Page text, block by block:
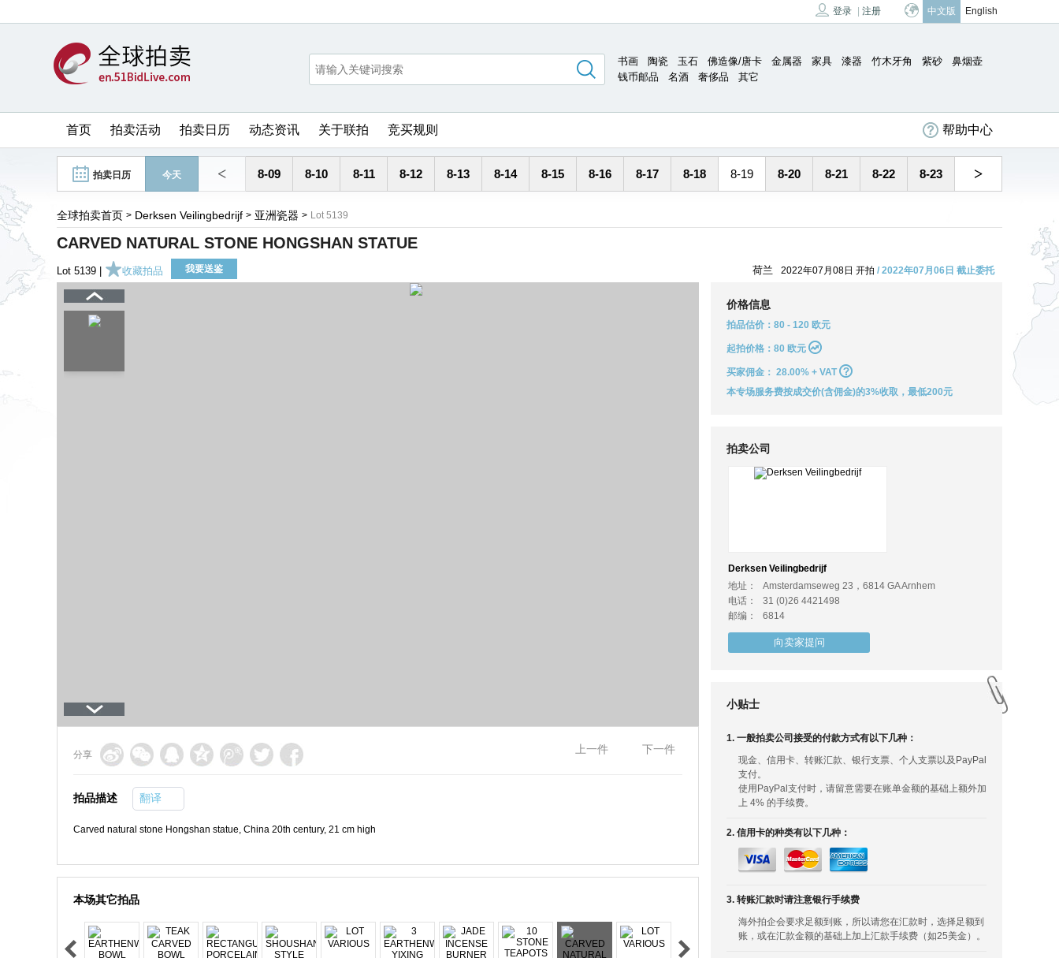
登录 注册 中文版 English
书画 陶瓷 玉石 佛造像/唐卡 金属器 家具 漆器 竹木牙角 紫砂
鼻烟壶
钱币邮品
名酒 奢侈品 其它
首页 拍卖活动 拍卖日历 动态资讯 关于联拍 竞买规则 帮助中心
拍卖日历 今天 < 8-09 8-10 8-11 8-12 8-13 8-14 8-15 8-16 8-17 8-18 8-19 8-20 8-21 8-22 8-23 >
全球拍卖首页 > Derksen Veilingbedrijf > 亚洲瓷器 > Lot 5139
CARVED NATURAL STONE HONGSHAN STATUE
Lot 5139 | 收藏拍品 我要送鉴 荷兰 2022年07月08日 开拍 / 2022年07月06日 截止委托
分享 上一件 下一件
拍品描述 翻译
Carved natural stone Hongshan statue, China 20th century, 21 cm high
本场其它拍品
价格信息
拍品估价：80 - 120 欧元
起拍价格：80 欧元
买家佣金： 28.00% + VAT
本专场服务费按成交价(含佣金)的3%收取，最低200元
拍卖公司
Derksen Veilingbedrijf
地址：
Amsterdamseweg 23，6814 GA Arnhem
电话：
31 (0)26 4421498
邮编：
6814
向卖家提问
小贴士
1. 一般拍卖公司接受的付款方式有以下几种：
现金、信用卡、转账汇款、银行支票、个人支票以及PayPal
支付。
使用PayPal支付时，请留意需要在账单金额的基础上额外加
上 4% 的手续费。
2. 信用卡的种类有以下几种：
3. 转账汇款时请注意银行手续费
海外拍企会要求足额到账，所以请您在汇款时，选择足额到
账，或在汇款金额的基础上加上汇款手续费（如25美金）。